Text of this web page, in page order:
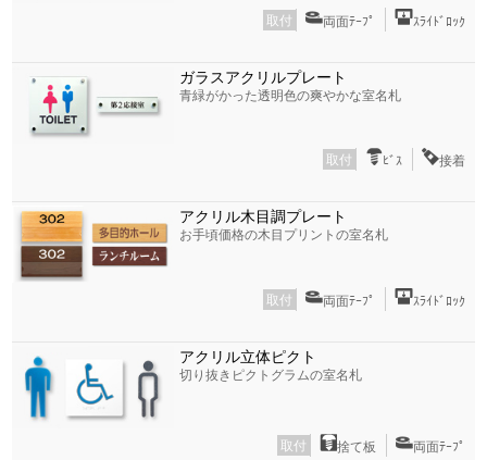
取付 両面ﾃｰﾌﾟ ｽﾗｲﾄﾞﾛｯｸ
ガラスアクリルプレート
青緑がかった透明色の爽やかな室名札
取付 ﾋﾞｽ 接着
アクリル木目調プレート
お手頃価格の木目プリントの室名札
取付 両面ﾃｰﾌﾟ ｽﾗｲﾄﾞﾛｯｸ
アクリル立体ピクト
切り抜きピクトグラムの室名札
取付 捨て板 両面ﾃｰﾌﾟ